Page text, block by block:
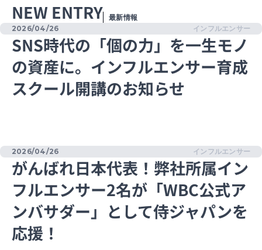
NEW ENTRY
最新情報
2026/04/26
インフルエンサー
SNS時代の「個の力」を一生モノ
の資産に。インフルエンサー育成
スクール開講のお知らせ
2026/04/26 インフルエンサー
がんばれ日本代表！弊社所属イン
フルエンサー2名が「WBC公式ア
ンバサダー」として侍ジャパンを
応援！